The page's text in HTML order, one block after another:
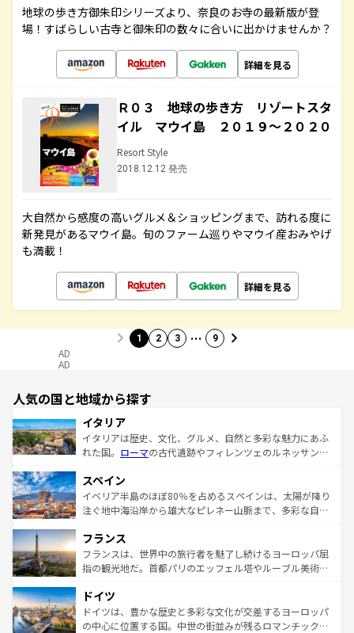
地球の歩き方御朱印シリーズより、奈良のお寺の最新版が登
場！すばらしい古寺と御朱印の数々に合いに出かけませんか？
詳細を見る
Ｒ０３ 地球の歩き方 リゾートスタ
イル マウイ島 ２０１９～２０２０
Resort Style
2018.12.12 発売
大自然から感度の高いグルメ＆ショッピングまで、訪れる度に
新発見があるマウイ島。旬のファーム巡りやマウイ産おみやげ
も満載！
詳細を見る
1 2 3 … 9
AD
AD
人気の国と地域から探す
イタリア
イタリアは歴史、文化、グルメ、自然と多彩な魅力にあふ
れた国。 ローマの古代遺跡やフィレンツェのルネッサンス
ろん、トスカーナの美しい田園風景やアマルフィ海岸の絶
景など、自然景観も見逃せない。観光の合間には、本場の
ピザやパスタなど、絶品のイタリア料理を堪能することも
ませてくれるイタリアで、忘れられない旅をしてみよう！
なお、新着のイタリア情報はコンテンツ一覧 を参照してほ
しい。
スペイン
イベリア半島のほぼ80％を占めるスペインは、太陽が降り
注ぐ地中海沿岸から雄大なピレネー山脈まで、多彩な自然
文化が根付くこの国では、情熱的なフラメンコ、熱気あふ
れる闘牛、そして美味しいタパスが生活の一部となってい
る。首都マドリードの洗練された雰囲気や、バルセロナの
の城塞都市、穏やかなビーチリゾートまで多彩な表情を見
せる。地方によって風土や気候が異なるスペインはその個
性で訪れる人を魅了する。 なお、新着のスペイン情報はコ
フランス
フランスは、世界中の旅行者を魅了し続けるヨーロッパ屈
指の観光地だ。首都パリのエッフェル塔やルーブル美術館
で、幅広い魅力が詰まっている。華麗な宮殿、歴史的な大
聖堂、美しいビーチ、そして豊かな自然が、訪れる者を心
から魅了する。また、フランスは美食の国としても知ら
ドイツ
ドイツは、豊かな歴史と多彩な文化が交差するヨーロッパ
の中心に位置する国。中世の街並みが残るロマンチック街